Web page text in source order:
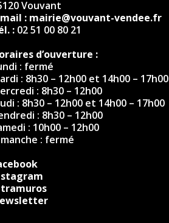
Vouvant
: mairie@vouvant-vendee.fr
:02 51 00 80 21
d’ouverture :
: fermé
: 8h30 – 12h00 et 14h00 – 17h00
: 8h30 – 12h00
: 8h30 – 12h00 et 14h00 – 17h00
: 8h30 – 12h00
: 10h00 – 12h00
: fermé